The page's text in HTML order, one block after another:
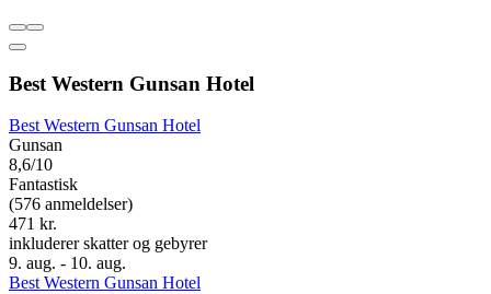
Best Western Gunsan Hotel
Best Western Gunsan Hotel
Gunsan
8,6/10
Fantastisk
(576 anmeldelser)
471 kr.
inkluderer skatter og gebyrer
9. aug. - 10. aug.
Best Western Gunsan Hotel